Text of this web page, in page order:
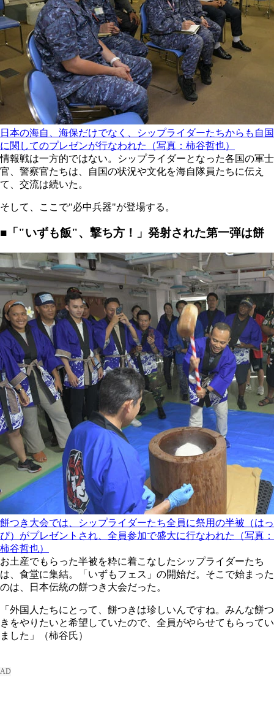
日本の海自、海保だけでなく、シップライダーたちからも自国
に関してのプレゼンが行なわれた（写真：柿谷哲也）
情報戦は一方的ではない。シップライダーとなった各国の軍士
官、警察官たちは、自国の状況や文化を海自隊員たちに伝え
て、交流は続いた。
そして、ここで"必中兵器"が登場する。
■「"いずも飯"、撃ち方！」発射された第一弾は餅
餅つき大会では、シップライダーたち全員に祭用の半被（はっ
ぴ）がプレゼントされ、全員参加で盛大に行なわれた（写真：
柿谷哲也）
お土産でもらった半被を粋に着こなしたシップライダーたち
は、食堂に集結。「いずもフェス」の開始だ。そこで始まった
のは、日本伝統の餅つき大会だった。
「外国人たちにとって、餅つきは珍しいんですね。みんな餅つ
きをやりたいと希望していたので、全員がやらせてもらってい
ました」（柿谷氏）